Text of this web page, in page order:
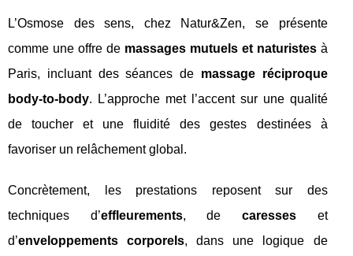
L’Osmose des sens, chez Natur&Zen, se présente
comme une offre de massages mutuels et naturistesà
Paris, incluant des séances de massage réciproque
body-to-body. L’approche met l’accent sur une qualité
de toucher et une fluidité des gestes destinées à
favoriser un relâchement global.
Concrètement, les prestations reposent sur des
techniques d’effleurements, de caresseset
d’enveloppements corporels, dans une logique de